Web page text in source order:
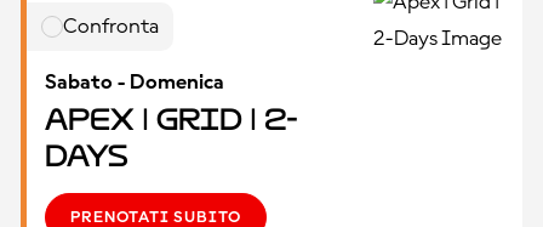
Confronta
Sabato - Domenica
Apex | Grid | 2-
Days
PRENOTATI SUBITO